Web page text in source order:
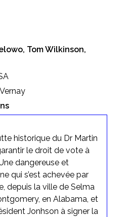
Tom Wilkinson,
historique du Dr Martin
le droit de vote à
dangereuse et
qui s’est achevée par
depuis la ville de Selma
en Alabama, et
Jonhson à signer la